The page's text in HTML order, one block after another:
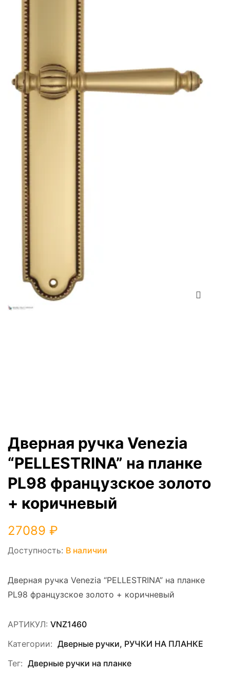
Дверная ручка Venezia
“PELLESTRINA” на планке
PL98 французское золото
+ коричневый
27089 ₽
Доступность: В наличии
Дверная ручка Venezia “PELLESTRINA” на планке
PL98 французское золото + коричневый
АРТИКУЛ: VNZ1460
Категории: Дверные ручки, РУЧКИ НА ПЛАНКЕ
Тег: Дверные ручки на планке